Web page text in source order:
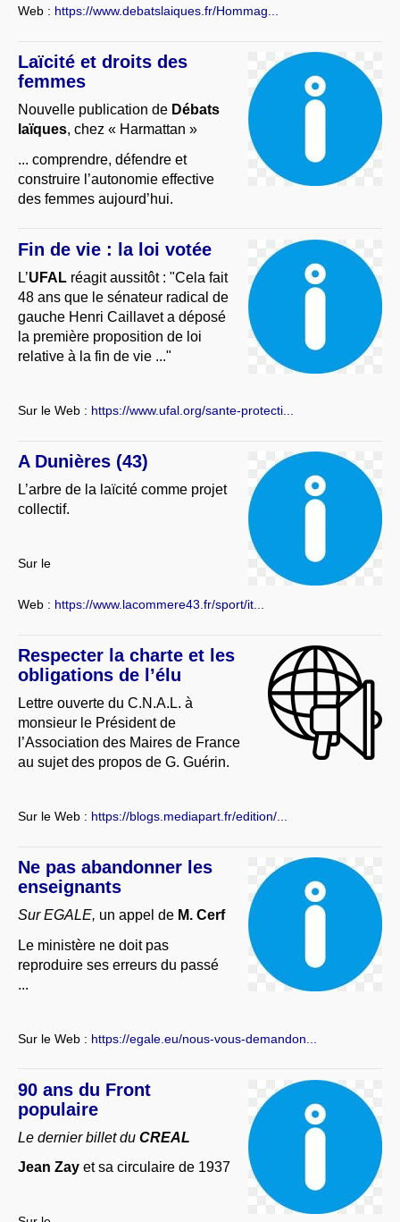
Web : https://www.debatslaiques.fr/Hommag...
Laïcité et droits des
femmes
Nouvelle publication de Débats
laïques, chez « Harmattan »
... comprendre, défendre et
construire l’autonomie effective
des femmes aujourd’hui.
Fin de vie : la loi votée
L’UFAL réagit aussitôt : "Cela fait
48 ans que le sénateur radical de
gauche Henri Caillavet a déposé
la première proposition de loi
relative à la fin de vie ..."
Sur le Web : https://www.ufal.org/sante-protecti...
A Dunières (43)
L’arbre de la laïcité comme projet
collectif.
Sur le
Web : https://www.lacommere43.fr/sport/it...
Respecter la charte et les
obligations de l’élu
Lettre ouverte du C.N.A.L. à
monsieur le Président de
l’Association des Maires de France
au sujet des propos de G. Guérin.
Sur le Web : https://blogs.mediapart.fr/edition/...
Ne pas abandonner les
enseignants
Sur EGALE, un appel de M. Cerf
Le ministère ne doit pas
reproduire ses erreurs du passé
...
Sur le Web : https://egale.eu/nous-vous-demandon...
90 ans du Front
populaire
Le dernier billet du CREAL
Jean Zay et sa circulaire de 1937